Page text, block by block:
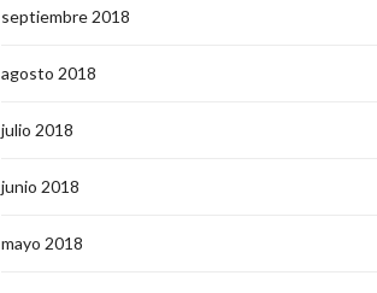
septiembre 2018
agosto 2018
julio 2018
junio 2018
mayo 2018